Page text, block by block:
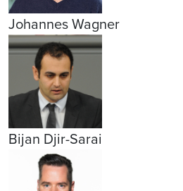
Johannes Wagner
Bijan Djir-Sarai